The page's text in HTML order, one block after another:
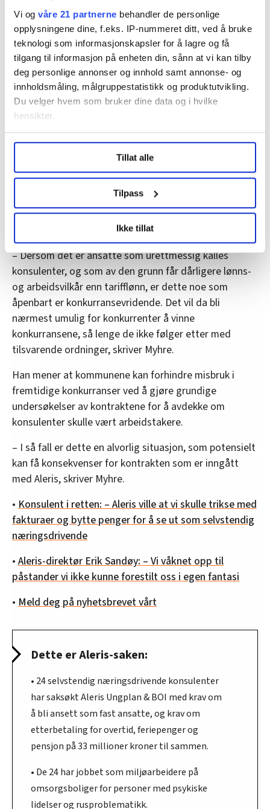
Vi og våre 21 partnerne behandler de personlige
opplysningene dine, f.eks. IP-nummeret ditt, ved å bruke
teknologi som informasjonskapsler for å lagre og få
tilgang til informasjon på enheten din, sånn at vi kan tilby
deg personlige annonser og innhold samt annonse- og
innholdsmåling, målgruppestatistikk og produktutvikling.
Du velger hvem som bruker dine data og i hvilke
hensikter.
Undermer infokan du lese om hvordan dine personlige
data behandles og hvordan du kan velge hvordan de skal
brukes. Du kan hele tiden endre eller trekke tilbake ditt
samtykke fra erklæringen om informasjonskapsler.
LO Medias publikasjoner frifagbevegelse.no, hk-nytt.no
og fontene.no bruker informasjonskapsler (cookies) for å
lære hvordan våre nettsider blir brukt slik at vi tilby
relevant innhold, tilpassede annonser og utarbeide
statistikk.
Vi deler bare informasjon om hvordan du bruker
nettstedet med LO Medias egne samarbeidspartnere
innenfor analyse og annonsering. Disse er angitt i
oversikten lengre ned på denne siden.
Tillat alle
Tilpass
Ikke tillat
– Kan få konsekvenser
Robert Myhre bekrefter at forskriften om lønns- og
arbeidsvilkår i offentlige anskaffelser ikke gjelder for
konsulenter.
– Dette er ikke et smutthull, men det kan misbrukes
ved at personer som reelt sett er arbeidstakere
Myhre.
Nettopp dette er stridsspørsmålet i rettssaken
mellom de 24 konsulentene og Aleris. Dersom et
selskap bruker konsulenter som reelt sett skulle vært
arbeidstakere, mener Myhre dette kan få konsekvenser
både for anbudsprosessen og for markedet for øvrig.
– Dersom det er ansatte som urettmessig kalles
konsulenter, og som av den grunn får dårligere lønns-
og arbeidsvilkår enn tarifflønn, er dette noe som
åpenbart er konkurransevridende. Det vil da bli
nærmest umulig for konkurrenter å vinne
konkurransene, så lenge de ikke følger etter med
tilsvarende ordninger, skriver Myhre.
Han mener at kommunene kan forhindre misbruk i
fremtidige konkurranser ved å gjøre grundige
undersøkelser av kontraktene for å avdekke om
konsulenter skulle vært arbeidstakere.
– I så fall er dette en alvorlig situasjon, som potensielt
kan få konsekvenser for kontrakten som er inngått
med Aleris, skriver Myhre.
• Konsulent i retten: – Aleris ville at vi skulle trikse med
fakturaer og bytte penger for å se ut som selvstendig
næringsdrivende
• Aleris-direktør Erik Sandøy: – Vi våknet opp til
påstander vi ikke kunne forestilt oss i egen fantasi
• Meld deg på nyhetsbrevet vårt
Dette er Aleris-saken:
• 24 selvstendig næringsdrivende konsulenter
har saksøkt Aleris Ungplan & BOI med krav om
å bli ansett som fast ansatte, og krav om
etterbetaling for overtid, feriepenger og
pensjon på 33 millioner kroner til sammen.
• De 24 har jobbet som miljøarbeidere på
omsorgsboliger for personer med psykiske
lidelser og rusproblematikk.